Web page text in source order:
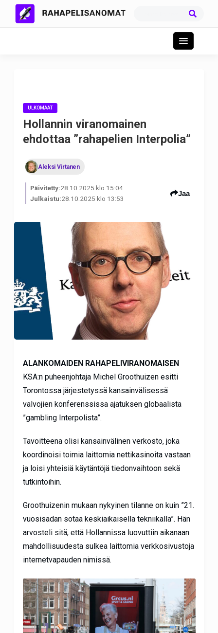
ULKOMAAT
Hollannin viranomainen
ehdottaa ”rahapelien Interpolia”
Aleksi Virtanen
Päivitetty:28.10.2025 klo 15:04
Julkaistu:28.10.2025 klo 13:53
Jaa
ALANKOMAIDEN RAHAPELIVIRANOMAISEN
KSA:n puheenjohtaja Michel Groothuizen esitti
Torontossa järjestetyssä kansainvälisessä
valvojien konferenssissa ajatuksen globaalista
”gambling Interpolista”.
Tavoitteena olisi kansainvälinen verkosto, joka
koordinoisi toimia laittomia nettikasinoita vastaan
ja loisi yhteisiä käytäntöjä tiedonvaihtoon sekä
tutkintoihin.
Groothuizenin mukaan nykyinen tilanne on kuin ”21.
vuosisadan sotaa keskiaikaisella tekniikalla”. Hän
arvosteli sitä, että Hollannissa luovuttiin aikanaan
mahdollisuudesta sulkea laittomia verkkosivustoja
internetvapauden nimissä.